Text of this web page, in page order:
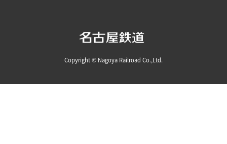
Copyright © Nagoya Railroad Co.,Ltd.